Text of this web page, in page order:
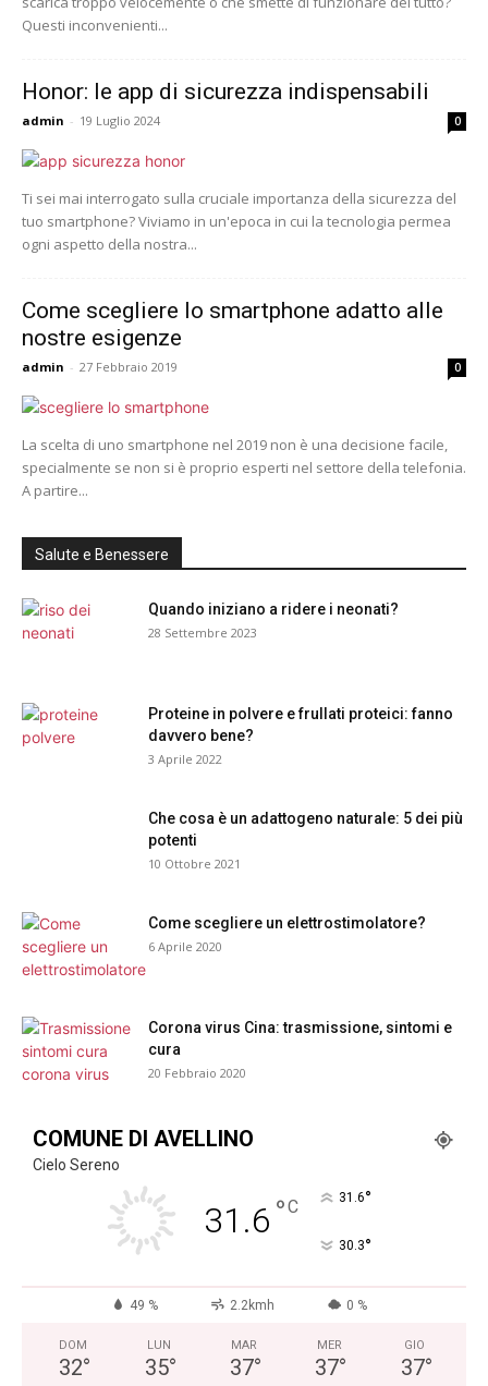
Questi inconvenienti...
Honor: le app di sicurezza indispensabili
admin - 19 Luglio 2024 0
Ti sei mai interrogato sulla cruciale importanza della sicurezza del
tuo smartphone? Viviamo in un'epoca in cui la tecnologia permea
ogni aspetto della nostra...
Come scegliere lo smartphone adatto alle
nostre esigenze
admin - 27 Febbraio 2019 0
La scelta di uno smartphone nel 2019 non è una decisione facile,
specialmente se non si è proprio esperti nel settore della telefonia.
A partire...
Salute e Benessere
Quando iniziano a ridere i neonati?
28 Settembre 2023
Proteine in polvere e frullati proteici: fanno
davvero bene?
3 Aprile 2022
Che cosa è un adattogeno naturale: 5 dei più
potenti
10 Ottobre 2021
Come scegliere un elettrostimolatore?
6 Aprile 2020
Corona virus Cina: trasmissione, sintomi e
cura
20 Febbraio 2020
COMUNE DI AVELLINO
Cielo Sereno
31.6 °C 31.6°
30.3°
49 % 2.2kmh 0 %
DOM
32°
LUN
35°
MAR
37°
MER
37°
GIO
37°